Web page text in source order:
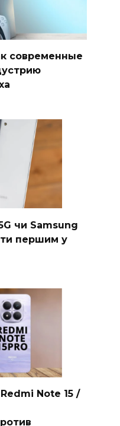
современные
чи Samsung
першим у
Note 15 /